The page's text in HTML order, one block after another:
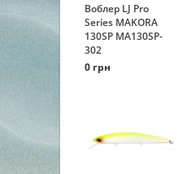
Воблер LJ Pro
Series MAKORA
130SP MA130SP-
302
0 грн